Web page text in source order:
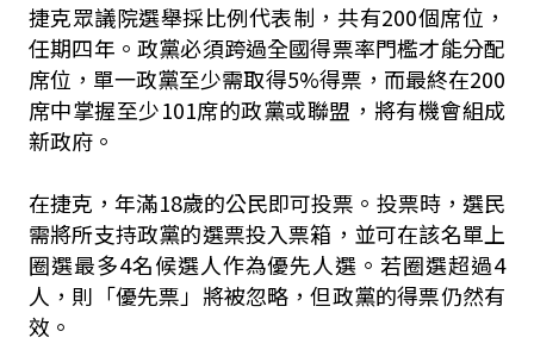
捷克眾議院選舉採比例代表制，共有200個席位，
任期四年。政黨必須跨過全國得票率門檻才能分配
席位，單一政黨至少需取得5%得票，而最終在200
席中掌握至少101席的政黨或聯盟，將有機會組成
新政府。
在捷克，年滿18歲的公民即可投票。投票時，選民
需將所支持政黨的選票投入票箱，並可在該名單上
圈選最多4名候選人作為優先人選。若圈選超過4
人，則「優先票」將被忽略，但政黨的得票仍然有
效。